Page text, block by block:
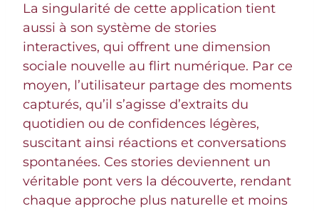
La singularité de cette application tient
aussi à son système de stories
interactives, qui offrent une dimension
sociale nouvelle au flirt numérique. Par ce
moyen, l’utilisateur partage des moments
capturés, qu’il s’agisse d’extraits du
quotidien ou de confidences légères,
suscitant ainsi réactions et conversations
spontanées. Ces stories deviennent un
véritable pont vers la découverte, rendant
chaque approche plus naturelle et moins